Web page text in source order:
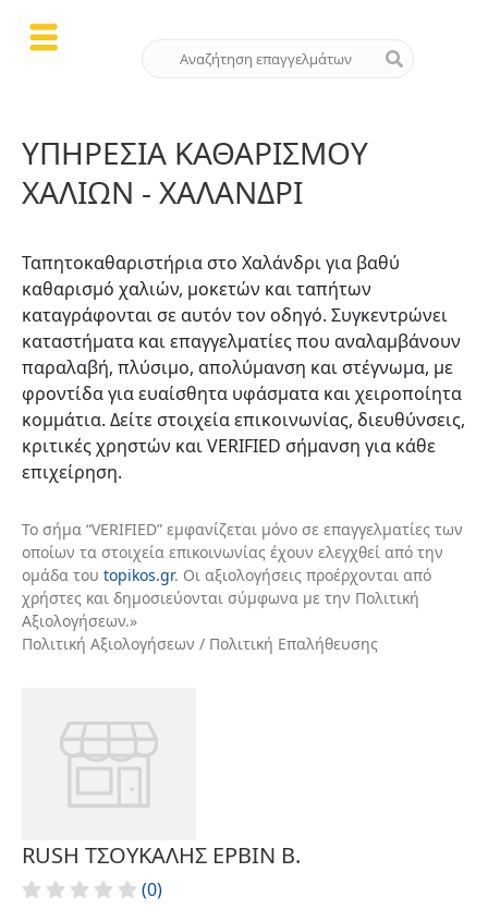
ΥΠΗΡΕΣΊΑ ΚΑΘΑΡΙΣΜΟΎ
ΧΑΛΙΏΝ - ΧΑΛΆΝΔΡΙ
Ταπητοκαθαριστήρια στο Χαλάνδρι για βαθύ
καθαρισμό χαλιών, μοκετών και ταπήτων
καταγράφονται σε αυτόν τον οδηγό. Συγκεντρώνει
καταστήματα και επαγγελματίες που αναλαμβάνουν
παραλαβή, πλύσιμο, απολύμανση και στέγνωμα, με
φροντίδα για ευαίσθητα υφάσματα και χειροποίητα
κομμάτια. Δείτε στοιχεία επικοινωνίας, διευθύνσεις,
κριτικές χρηστών και VERIFIED σήμανση για κάθε
επιχείρηση.
Το σήμα “VERIFIED” εμφανίζεται μόνο σε επαγγελματίες των
οποίων τα στοιχεία επικοινωνίας έχουν ελεγχθεί από την
ομάδα του topikos.gr. Οι αξιολογήσεις προέρχονται από
χρήστες και δημοσιεύονται σύμφωνα με την Πολιτική
Αξιολογήσεων.»
Πολιτική Αξιολογήσεων / Πολιτική Επαλήθευσης
RUSH ΤΣΟΥΚΑΛΗΣ ΕΡΒΙΝ Β.
(0)